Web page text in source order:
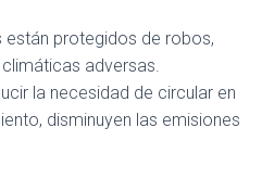
están protegidos de robos,
adversas.
la necesidad de circular en
disminuyen las emisiones